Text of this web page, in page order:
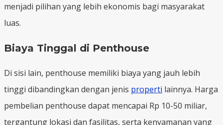
menjadi pilihan yang lebih ekonomis bagi masyarakat
luas.
Biaya Tinggal di Penthouse
Di sisi lain, penthouse memiliki biaya yang jauh lebih
tinggi dibandingkan dengan jenis properti lainnya. Harga
pembelian penthouse dapat mencapai Rp 10-50 miliar,
tergantung lokasi dan fasilitas, serta kenyamanan yang